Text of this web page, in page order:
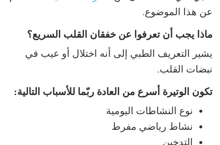
عن هذا الموضوع.
ماذا يجب أن تعرفوا عن خفقان القلب السريع؟
يشير التعريف الطبي إلى أنه اختلال أو عيب في
نبضات القلب.
تكون الوتيرة أسرع من العادة ربّما للأسباب التالية:
نوع النشاطات اليومية
نشاط رياضي مفرط
التدخين